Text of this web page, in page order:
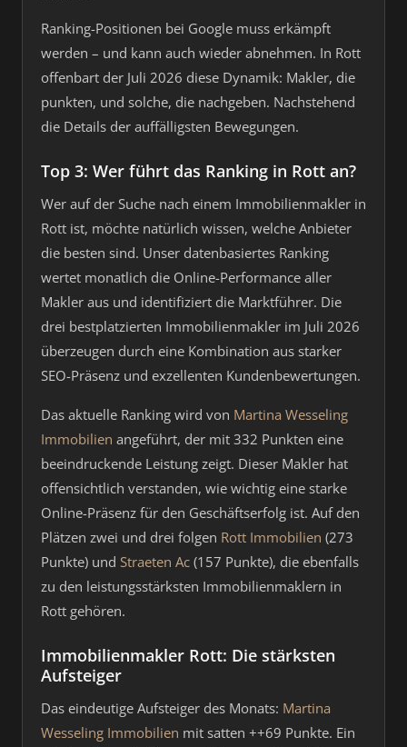
Ranking-Positionen bei Google muss erkämpft
werden – und kann auch wieder abnehmen. In Rott
offenbart der Juli 2026 diese Dynamik: Makler, die
punkten, und solche, die nachgeben. Nachstehend
die Details der auffälligsten Bewegungen.
Top 3: Wer führt das Ranking in Rott an?
Wer auf der Suche nach einem Immobilienmakler in
Rott ist, möchte natürlich wissen, welche Anbieter
die besten sind. Unser datenbasiertes Ranking
wertet monatlich die Online-Performance aller
Makler aus und identifiziert die Marktführer. Die
drei bestplatzierten Immobilienmakler im Juli 2026
überzeugen durch eine Kombination aus starker
SEO-Präsenz und exzellenten Kundenbewertungen.
Das aktuelle Ranking wird von Martina Wesseling
Immobilien angeführt, der mit 332 Punkten eine
beeindruckende Leistung zeigt. Dieser Makler hat
offensichtlich verstanden, wie wichtig eine starke
Online-Präsenz für den Geschäftserfolg ist. Auf den
Plätzen zwei und drei folgen Rott Immobilien (273
Punkte) und Straeten Ac (157 Punkte), die ebenfalls
zu den leistungsstärksten Immobilienmaklern in
Rott gehören.
Immobilienmakler Rott: Die stärksten
Aufsteiger
Das eindeutige Aufsteiger des Monats: Martina
Wesseling Immobilien mit satten ++69 Punkte. Ein